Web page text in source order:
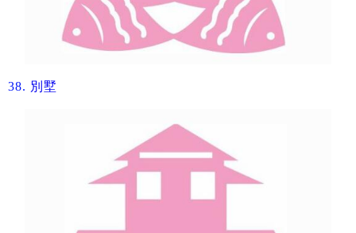
38. 別墅​